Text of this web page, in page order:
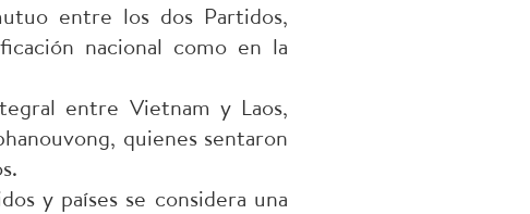
entre los dos Partidos,
nacional como en la
entre Vietnam y Laos,
quienes sentaron
y países se considera una